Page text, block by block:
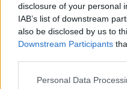
disclosure of your personal
IAB’s list of downstream
also be disclosed by us to
Downstream Participants
Please note that this
Personal Data
Aktuális
Paks II.: